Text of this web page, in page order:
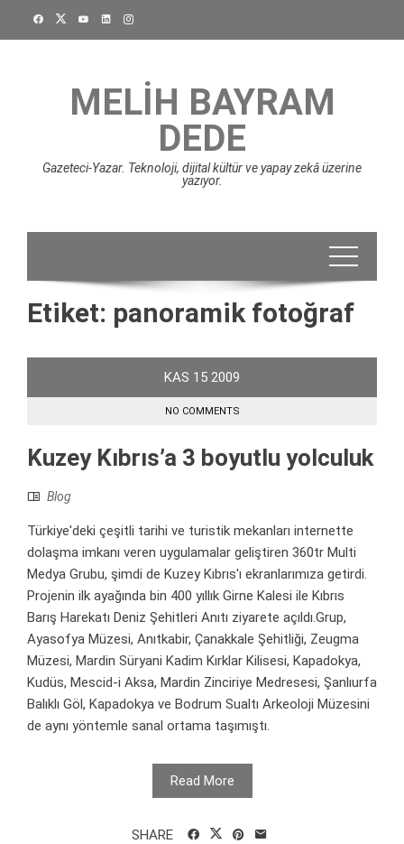
MELIH BAYRAM
DEDE
Gazeteci-Yazar. Teknoloji, dijital kültür ve yapay zekâ üzerine
yazıyor.
Etiket: panoramik fotoğraf
KAS 15 2009
NO COMMENTS
Kuzey Kıbrıs’a 3 boyutlu yolculuk
Blog
Türkiye'deki çeşitli tarihi ve turistik mekanları internette
dolaşma imkanı veren uygulamalar geliştiren 360tr Multi
Medya Grubu, şimdi de Kuzey Kıbrıs'ı ekranlarımıza getirdi.
Projenin ilk ayağında bin 400 yıllık Girne Kalesi ile Kıbrıs
Barış Harekatı Deniz Şehitleri Anıtı ziyarete açıldı.Grup,
Ayasofya Müzesi, Anıtkabir, Çanakkale Şehitliği, Zeugma
Müzesi, Mardin Süryani Kadim Kırklar Kilisesi, Kapadokya,
Kudüs, Mescid-i Aksa, Mardin Zinciriye Medresesi, Şanlıurfa
Balıklı Göl, Kapadokya ve Bodrum Sualtı Arkeoloji Müzesini
de aynı yöntemle sanal ortama taşımıştı.
Read More
SHARE